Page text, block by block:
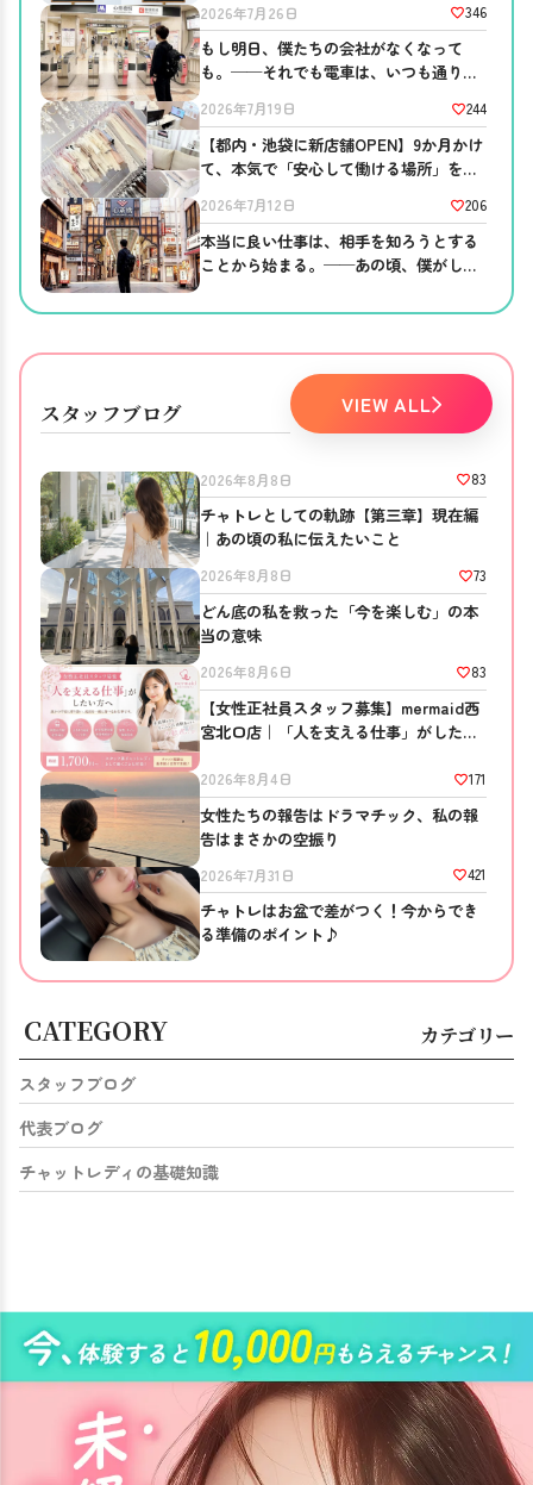
2026年7月26日 346
もし明日、僕たちの会社がなくなって
も。──それでも電車は、いつも通り走
2026年7月19日 244
【都内・池袋に新店舗OPEN】9か月かけ
て、本気で「安心して働ける場所」を作
2026年7月12日 206
本当に良い仕事は、相手を知ろうとする
ことから始まる。──あの頃、僕がして
スタッフブログ VIEW ALL
2026年8月8日 83
チャトレとしての軌跡【第三章】現在編
｜あの頃の私に伝えたいこと
2026年8月8日 73
どん底の私を救った「今を楽しむ」の本
当の意味
2026年8月6日 83
【女性正社員スタッフ募集】mermaid西
宮北口店｜「人を支える仕事」がしたい
2026年8月4日 171
女性たちの報告はドラマチック、私の報
告はまさかの空振り
2026年7月31日 421
チャトレはお盆で差がつく！今からでき
る準備のポイント♪
CATEGORY カテゴリー
スタッフブログ
代表ブログ
チャットレディの基礎知識